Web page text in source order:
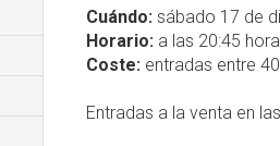
Cuándo: sábado 17 de
Horario: a las 20:45
Coste: entradas entre
Entradas a la venta en